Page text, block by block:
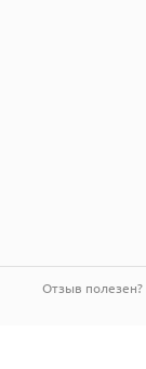
Отзыв полезен?